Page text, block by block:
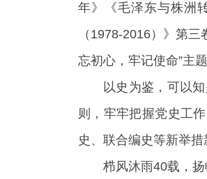
年》《毛泽东与株洲
（1978-2016）》第
忘初心，牢记使命”主
以史为鉴，可以
则，牢牢把握党史工
史、联合编史等新举
栉风沐雨40载，